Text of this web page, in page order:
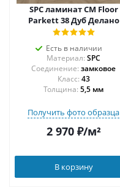
SPC ламинат CM Floor
Parkett 38 Дуб Делано
Есть в наличии
Материал: SPC
Соединение: замковое
43
Толщина: 5,5 мм
Получить фото образца
2 970₽/м²
В корзину